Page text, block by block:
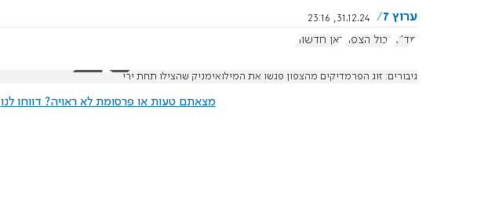
ערוץ 7
31.12.24, 23:16
מד"א גבול הצפון כאן חדשות
גיבורים: זוג הפרמדיקים מהצפון פגשו את המילואימניק שהצילו תחת ירי
מצאתם טעות או פרסומת לא ראויה? דווחו לנו